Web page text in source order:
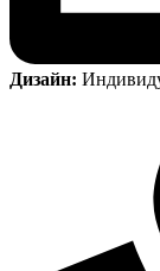
Дизайн: